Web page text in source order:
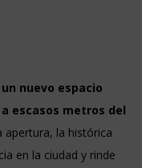
nuevo espacio
escasos metros del
apertura, la histórica
en la ciudad y rinde